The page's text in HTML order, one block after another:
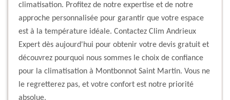
climatisation. Profitez de notre expertise et de notre
approche personnalisée pour garantir que votre espace
est à la température idéale. Contactez Clim Andrieux
Expert dès aujourd'hui pour obtenir votre devis gratuit et
découvrez pourquoi nous sommes le choix de confiance
pour la climatisation à Montbonnot Saint Martin. Vous ne
le regretterez pas, et votre confort est notre priorité
absolue.